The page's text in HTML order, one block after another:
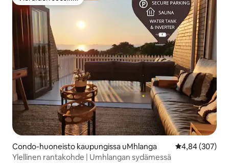
Vieraiden suosikki
Condo-huoneisto kaupungissa uMhlanga
4,84 (307)
Ylellinen rantakohde | Umhlangan sydämessä